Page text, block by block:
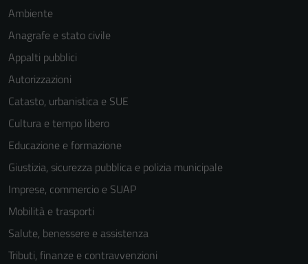
Ambiente
Anagrafe e stato civile
Appalti pubblici
Autorizzazioni
Catasto, urbanistica e SUE
Cultura e tempo libero
Educazione e formazione
Giustizia, sicurezza pubblica e polizia municipale
Imprese, commercio e SUAP
Mobilità e trasporti
Salute, benessere e assistenza
Tributi, finanze e contravvenzioni
Tecnici